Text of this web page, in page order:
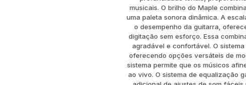
musicais. O brilho do Maple
uma paleta sonora dinâmica. A
o desempenho da guitarra,
digitação sem esforço. Essa
agradável e confortável. O
oferecendo opções versáteis de
sistema permite que os músicos
ao vivo. O sistema de equalização